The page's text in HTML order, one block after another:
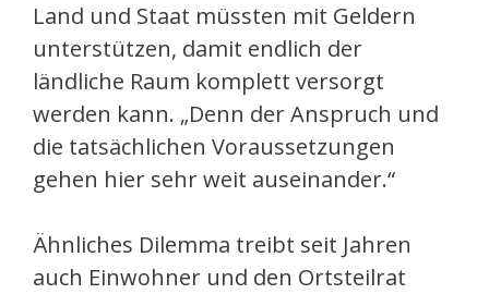
Land und Staat müssten mit Geldern
unterstützen, damit endlich der
ländliche Raum komplett versorgt
werden kann. „Denn der Anspruch und
die tatsächlichen Voraussetzungen
gehen hier sehr weit auseinander.“
Ähnliches Dilemma treibt seit Jahren
auch Einwohner und den Ortsteilrat